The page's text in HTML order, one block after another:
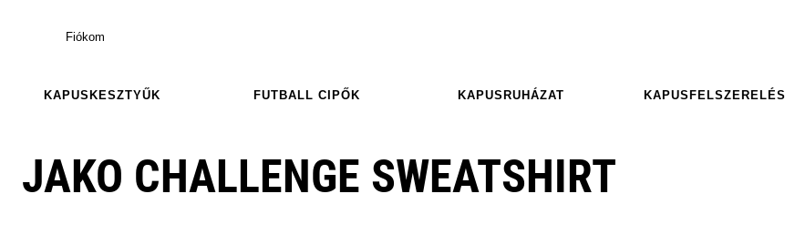
Fiókom
KAPUSKESZTYŰK FUTBALL CIPŐK KAPUSRUHÁZAT KAPUSFELSZERELÉS
JAKO CHALLENGE SWEATSHIRT